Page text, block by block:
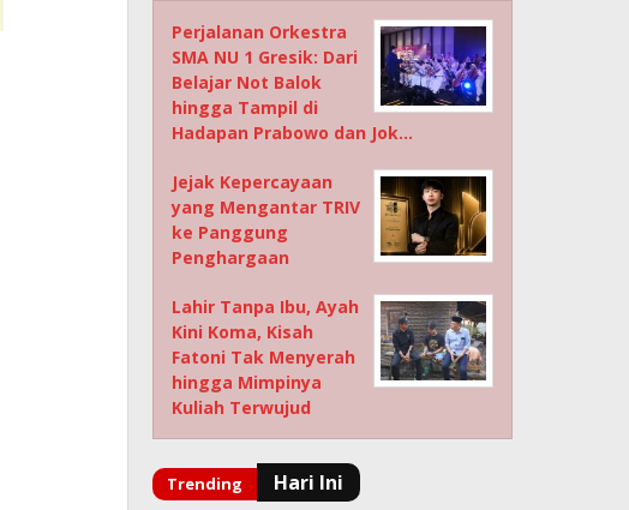
Perjalanan Orkestra
SMA NU 1 Gresik: Dari
Belajar Not Balok
hingga Tampil di
Hadapan Prabowo dan Jok…
Jejak Kepercayaan
yang Mengantar TRIV
ke Panggung
Penghargaan
Lahir Tanpa Ibu, Ayah
Kini Koma, Kisah
Fatoni Tak Menyerah
hingga Mimpinya
Kuliah Terwujud